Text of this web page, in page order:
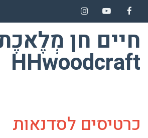
Facebook
YouTube
Instagram
חיים חן
HHwoodcraft
כרטיסים לסדנאות